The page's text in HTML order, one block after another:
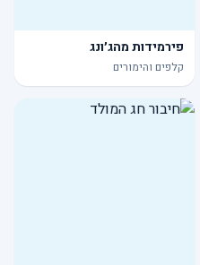
פירמידות מהג׳ונג
קלפים והימורים